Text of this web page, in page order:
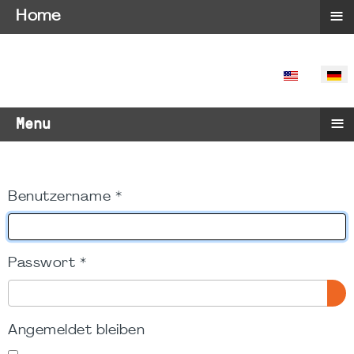
SPRACHE
Menu ≡
Benutzername *
Passwort *
Angemeldet bleiben
Home ≡